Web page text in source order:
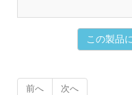
この製品
前へ 次へ